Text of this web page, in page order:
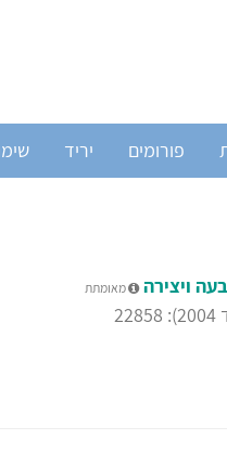
פורומים יריד
ויצירה מאומתת